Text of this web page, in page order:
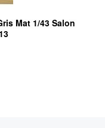
Mat 1/43 Salon